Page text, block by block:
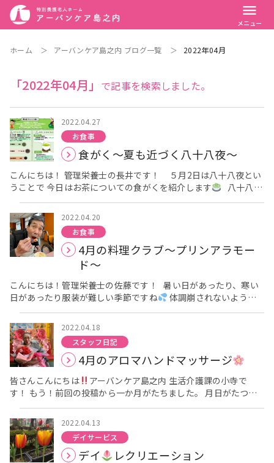
menu
メニュー
ホーム ＞ アーバンケア島之内 ブログ一覧 ＞ 2022年04月
「2022年04月」 で記事を検索しました。
2022.04.27
お食事
食がく～夏も近づく八十八夜～
こんにちは！ 管理栄養士の長井です！ ５月2日は八十八夜とい
うことで 今日はお茶についての食がくを紹介します
八十八夜
とは…立春から数えて88日目のこと。 八十八夜にお茶を飲む
と、長生きできるとも言われています。 皆さん、お茶の違いは
ご存知でしょうか？ 実は、緑茶やウーロン茶、紅茶は全部同じお
茶の葉から作られています。 発酵の度合いによって、それぞれの
お茶に変化していきます。 色が段々と濃くなっていくのは、葉緑
素が発酵によって酸化し褐色化していくためです。 お茶には、
テアニンといわれるうまみ成分が含まれています
アミノ酸で、リラックスさせる効果があります。 また、カテキ
ンといわれるお茶の渋みのもとも含まれています。 カテキンには
抗酸化作用があり、細胞の老化を防ぐ効果があります。 また、抗
菌効果があるとも言われています。 ここで、おいしいお茶を入
れるポイント
煎茶や玉露をなどを入れる際には・・・ポット
から直接急須にお湯を注ぐのではなく、一度お湯呑みに注いでか
ら急須にお湯を入れると、よりおいしいお茶を入れることができ
ます！ お茶のうまみ成分（テアニン）は低温で溶け出しやすいの
に対して、渋み成分（カテキン）は80℃以上の高温で溶け出すの
です。 つまり、ポットから熱いお湯をそのまま注ぐと渋み成分だ
けが溶け出してしまい、うま味が引き出せなくなるのです。 一度
お湯呑みにお湯を注ぐことで、お湯の温度を下げ、よりおいしい
お茶を入れることができるというわけです
かるので一石二鳥です！） 逆に、香りが特徴的な玄米茶やほう
じ茶、紅茶などは沸騰した100℃の熱湯で入れて、香りや渋みを
2022.04.20
お食事
4月の料理クラブ～プリンアラモー
ド～
こんにちは！管理栄養士の佐藤です！ 暑い日があったり、寒い
日があったり服装が難しい季節ですね
体調崩されないよう気
を付けてくださいね
さて４月に入り、久しぶりの料理クラブ
です！ 今回は『プリンアラモード』を作りました
付けるバナナを切っていただきます
あっという間に切り終わりました
て・・
果物もバナナ以外にも いちご、みかん、パイナップル
も準備しています！ 好きなものを好きなだけのせていきます
やっぱり甘いものはいいですね♡ 私も食べたくなりました
なさんに満足していただけて嬉しいです・・！ 次回もお楽
しみに♬
2022.04.18
スタッフ日記
4月のアロマハンドマッサージ
皆さんこんにちは
アーバンケア島之内 生活介護課の小寺で
す！ もう！前回の投稿から一か月がたちました。 月日がたつの
は早いものですね
さて！今回は4月にお誕生日を迎えられた ご
利用者様にアロマハンドマッサージの プレゼントをさせていただ
きました！ 今月はどんなアロマを使用したのでしょうか
サージの様子からご覧ください！ いい表情をされていますね
(*'▽') 今回使用したアロマは 【マジョラム】 気持ちを優し
2022.04.13
デイサービス
デイ レクリエーション